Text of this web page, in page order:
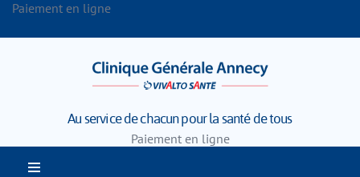
Paiement en ligne
Au service de chacun pour la santé de tous
Paiement en ligne